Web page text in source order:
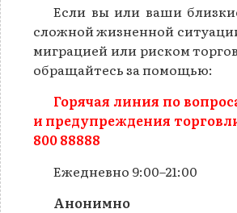
Если вы или ваши
сложной жизненной
миграцией или риском
обращайтесь за помощью:
Горячая линия по
и предупреждения
800 88888
Ежедневно 9:00–21:00
Анонимно